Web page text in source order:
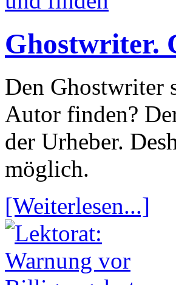
Ghostwriter.
Den Ghostwriter
Autor finden?
der Urheber.
möglich.
[Weiterlesen...]